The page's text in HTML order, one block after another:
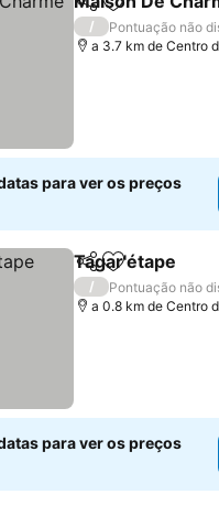
PartilharAdicionar
/
Pontuação não
a 3.7 km de Centro
para ver os preços
PartilharAdicionar
Tagar'étape
/
Pontuação não
a 0.8 km de Centro
para ver os preços